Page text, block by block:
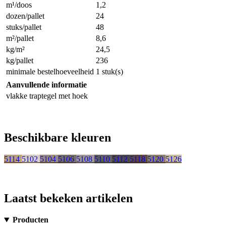
m¹/doos
1,2
dozen/pallet
24
stuks/pallet
48
m²/pallet
8,6
kg/m²
24,5
kg/pallet
236
minimale bestelhoeveelheid 1 stuk(s)
Aanvullende informatie
vlakke traptegel met hoek
Beschikbare kleuren
5114 5102 5104 5106 5108 5110 5112 5118 5120 5126
Laatst bekeken artikelen
Producten